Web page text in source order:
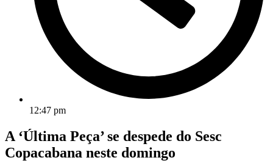
12:47 pm
A ‘Última Peça’ se despede do Sesc
Copacabana neste domingo